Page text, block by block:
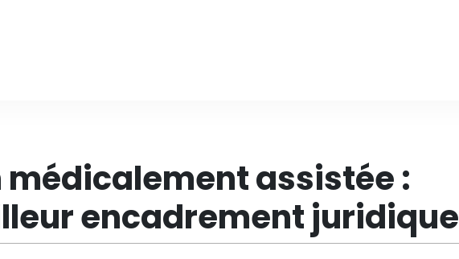
assistée :
encadrement juridique